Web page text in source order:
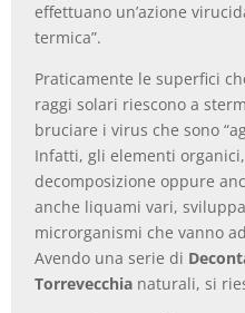
effettuano un’azione
termica”.
Praticamente le superfici
raggi solari riescono a
bruciare i virus che sono
Infatti, gli elementi
decomposizione oppure
anche liquami vari,
microrganismi che vanno
Avendo una serie di
Torrevecchia naturali, si